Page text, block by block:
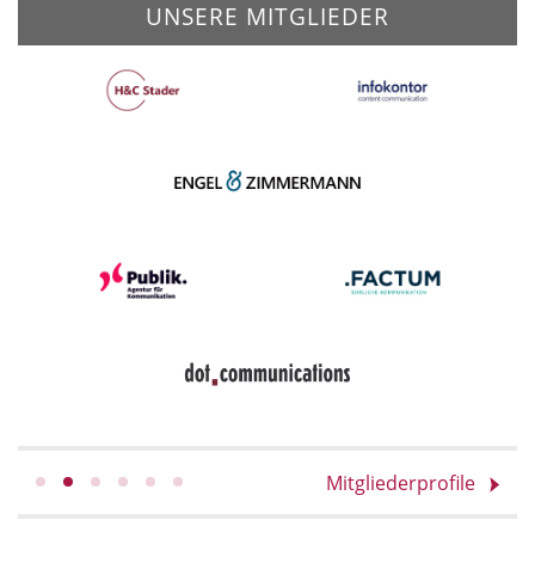
UNSERE MITGLIEDER
Mitgliederprofile